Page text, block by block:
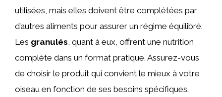
utilisées, mais elles doivent être complétées par
d’autres aliments pour assurer un régime équilibré.
Les granulés, quant à eux, offrent une nutrition
complète dans un format pratique. Assurez-vous
de choisir le produit qui convient le mieux à votre
oiseau en fonction de ses besoins spécifiques.